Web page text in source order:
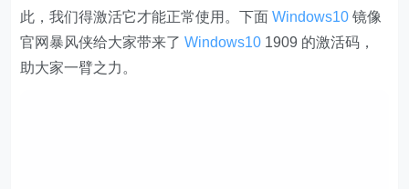
此，我们得激活它才能正常使用。下面Windows10 镜像
官网暴风侠给大家带来了Windows10 1909 的激活码，
助大家一臂之力。